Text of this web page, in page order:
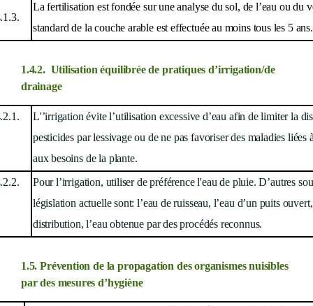
La fertilisation est fondée sur une analyse du sol, de l’eau ou du
standard de la couche arable est effectuée au moins tous les 5 ans.
1.4.2. Utilisation équilibrée de pratiquesd’irrigation/de
drainage
L'’irrigation évite l’utilisation excessive d’eau afin de limiter la
pesticides par lessivage ou de ne pas favoriser des maladies liées
aux besoins de la plante.
Pour l’irrigation, utiliser de préférence l'eau de pluie. D’autres
législation actuelle sont: l’eau de ruisseau, l’eau d’un puits
distribution, l’eau obtenue par des procédés reconnus.
1.5. Prévention de la propagation des organismes nuisibles
par des mesures d’hygiène